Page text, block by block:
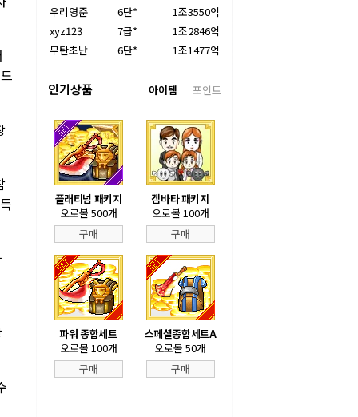
우리영준
6단*
1조3550억
xyz123
7급*
1조2846억
무탄초난
6단* 1조1477억
인기상품 아이템 포인트
플래티넘 패키지
오로볼 500개
구매
겜바타 패키지
오로볼 100개
구매
파워 종합세트
오로볼 100개
구매
스페셜종합세트A
오로볼 50개
구매